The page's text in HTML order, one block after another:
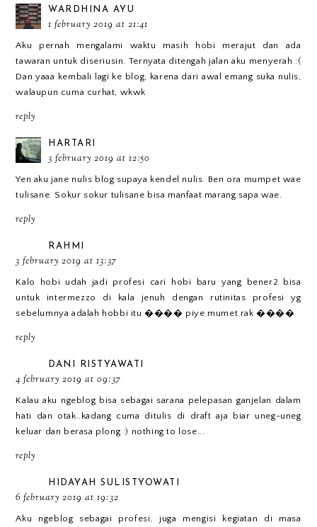
WARDHINA AYU
1 february 2019 at 21:41
Aku pernah mengalami waktu masih hobi merajut dan ada
tawaran untuk diseriusin. Ternyata ditengah jalan aku menyerah :(
Dan yaaa kembali lagi ke blog, karena dari awal emang suka nulis,
walaupun cuma curhat, wkwk
reply
HARTARI
3 february 2019 at 12:50
Yen aku jane nulis blog supaya kendel nulis. Ben ora mumpet wae
tulisane. Sokur sokur tulisane bisa manfaat marang sapa wae.
reply
RAHMI
3 february 2019 at 13:37
Kalo hobi udah jadi profesi cari hobi baru yang bener2 bisa
untuk intermezzo di kala jenuh dengan rutinitas profesi yg
sebelumnya adalah hobbi itu ���� piye mumet rak ����
reply
DANI RISTYAWATI
4 february 2019 at 09:37
Kalau aku ngeblog bisa sebagai sarana pelepasan ganjelan dalam
hati dan otak..kadang cuma ditulis di draft aja biar uneg-uneg
keluar dan berasa plong :) nothing to lose...
reply
HIDAYAH SULISTYOWATI
6 february 2019 at 19:32
Aku ngeblog sebagai profesi, juga mengisi kegiatan di masa